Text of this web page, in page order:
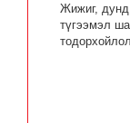
Жижиг, дунд
түгээмэл